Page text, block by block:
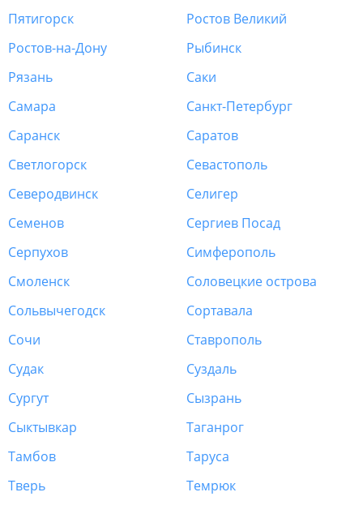
Пятигорск
Ростов Великий
Ростов-на-Дону
Рыбинск
Рязань
Саки
Самара
Санкт-Петербург
Саранск
Саратов
Светлогорск
Севастополь
Северодвинск
Селигер
Семенов
Сергиев Посад
Серпухов
Симферополь
Смоленск
Соловецкие острова
Сольвычегодск
Сортавала
Сочи
Ставрополь
Судак
Суздаль
Сургут
Сызрань
Сыктывкар
Таганрог
Тамбов
Таруса
Тверь
Темрюк